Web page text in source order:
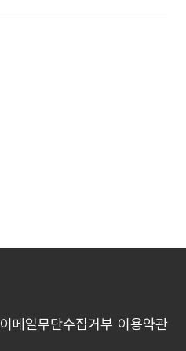
이메일무단수집거부 이용약관